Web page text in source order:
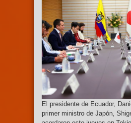
El presidente de Ecuador,
primer ministro de Japón,